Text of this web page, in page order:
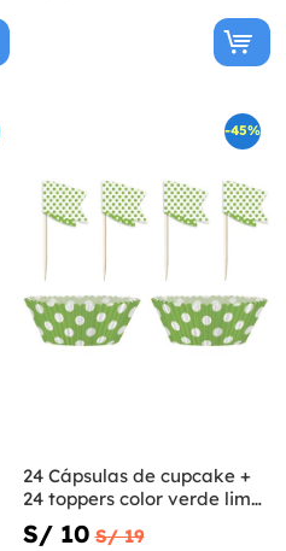
-45%
24 Cápsulas de cupcake +
24 toppers color verde lima
y topos
S/ 10 S/ 19